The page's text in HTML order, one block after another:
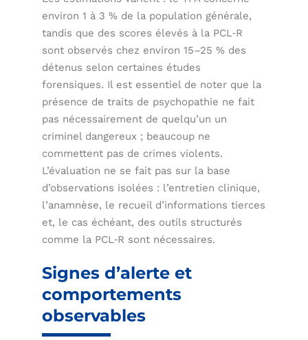
environ 1 à 3 % de la population générale,
tandis que des scores élevés à la PCL‑R
sont observés chez environ 15–25 % des
détenus selon certaines études
forensiques. Il est essentiel de noter que la
présence de traits de psychopathie ne fait
pas nécessairement de quelqu’un un
criminel dangereux ; beaucoup ne
commettent pas de crimes violents.
L’évaluation ne se fait pas sur la base
d’observations isolées : l’entretien clinique,
l’anamnèse, le recueil d’informations tierces
et, le cas échéant, des outils structurés
comme la PCL‑R sont nécessaires.
Signes d’alerte et
comportements
observables